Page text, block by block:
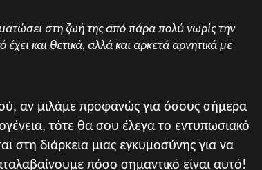
στη ζωή της από πάρα πολύ νωρίς την
και θετικά, αλλά και αρκετά αρνητικά με
αν μιλάμε προφανώς για όσους σήμερα
τότε θα σου έλεγα το εντυπωσιακό
διάρκεια μιας εγκυμοσύνης για να
πόσο σημαντικό είναι αυτό!